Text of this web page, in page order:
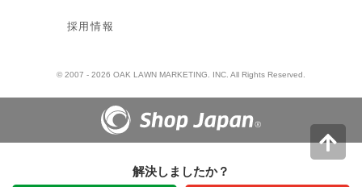
解決しましたか？
採用情報
© 2007 - 2026 OAK LAWN MARKETING. INC. All Rights Reserved.